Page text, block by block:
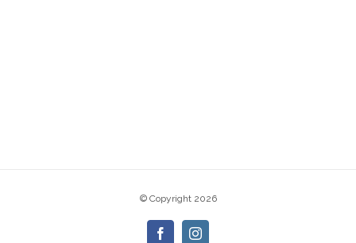
© Copyright 2026
FacebookInstagram